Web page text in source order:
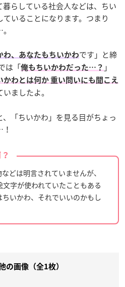
らしている社会人などは、ちい
いることになります。つまり
わ、あなたもちいかわです」と締
は「俺もちいかわだった…？ 」
かわとは何か 重い問いにも聞こえ
ましたよ。
、「ちいかわ」を見る目がちょっ
どは明言されていませんが、
字が使われていたこともある
いかわ、それでいいのかもし
の画像（全1枚）